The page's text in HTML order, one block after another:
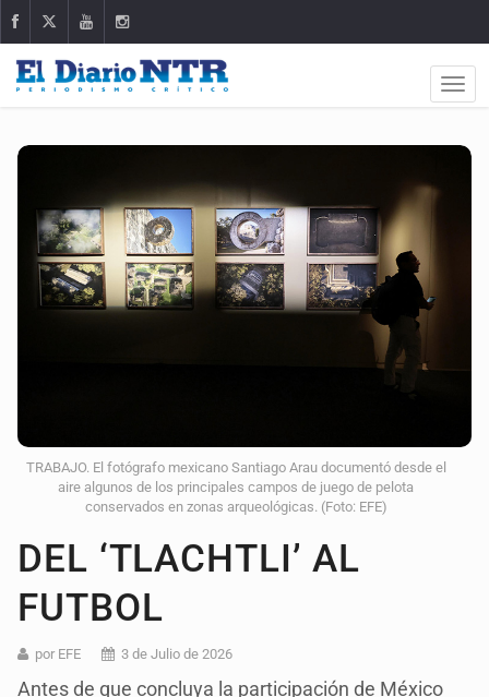
TRABAJO. El fotógrafo mexicano Santiago Arau documentó desde el
aire algunos de los principales campos de juego de pelota
conservados en zonas arqueológicas. (Foto: EFE)
DEL ‘TLACHTLI’ AL
FUTBOL
por EFE 3 de Julio de 2026
Antes de que concluya la participación de México